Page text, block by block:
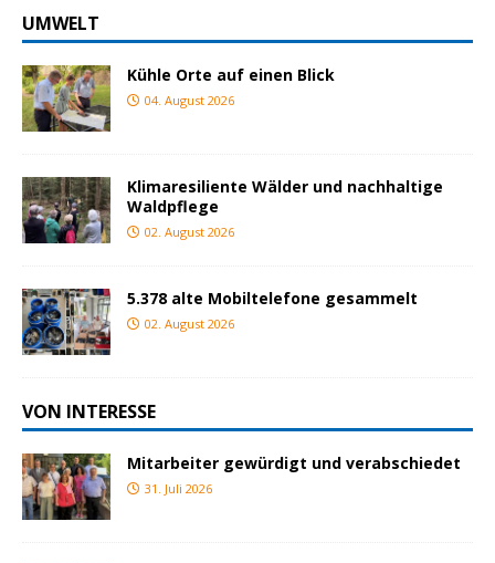
UMWELT
Kühle Orte auf einen Blick
04. August 2026
Klimaresiliente Wälder und nachhaltige
Waldpflege
02. August 2026
5.378 alte Mobiltelefone gesammelt
02. August 2026
VON INTERESSE
Mitarbeiter gewürdigt und verabschiedet
31. Juli 2026